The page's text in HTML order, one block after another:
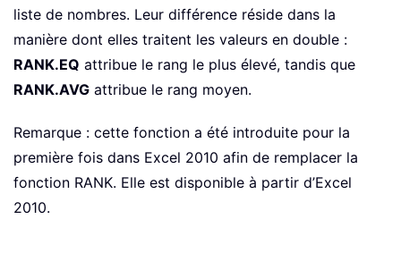
liste de nombres. Leur différence réside dans la
manière dont elles traitent les valeurs en double :
RANK.EQ attribue le rang le plus élevé, tandis que
RANK.AVG attribue le rang moyen.
Remarque : cette fonction a été introduite pour la
première fois dans Excel 2010 afin de remplacer la
fonction RANK. Elle est disponible à partir d’Excel
2010.